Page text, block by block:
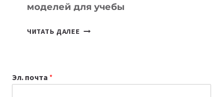
моделей для учебы
ЧИТАТЬ ДАЛЕЕ КАКОЙ
Эл. почта *